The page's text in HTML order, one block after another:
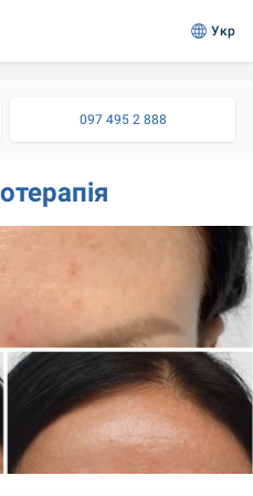
Укр
097 495 2 888